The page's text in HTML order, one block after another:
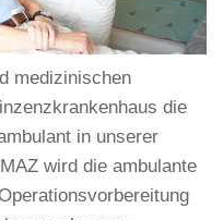
medizinischen
die
in unserer
wird die ambulante